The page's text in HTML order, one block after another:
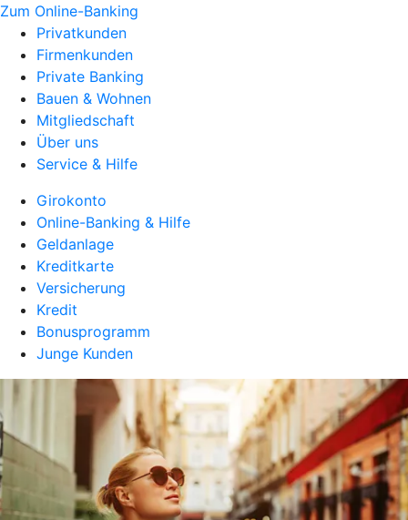
Zum Online-Banking
Privatkunden
Firmenkunden
Private Banking
Bauen & Wohnen
Mitgliedschaft
Über uns
Service & Hilfe
Girokonto
Online-Banking & Hilfe
Geldanlage
Kreditkarte
Versicherung
Kredit
Bonusprogramm
Junge Kunden